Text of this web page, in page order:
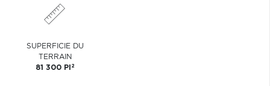
SUPERFICIE DU
TERRAIN
81 300 PI 2